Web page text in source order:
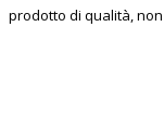
prodotto di qualità,